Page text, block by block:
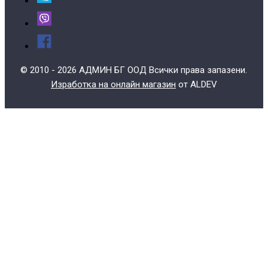
© 2010 - 2026 АДМИН БГ ООД Всички права запазени.
Изработка на онлайн магазин от ALDEV